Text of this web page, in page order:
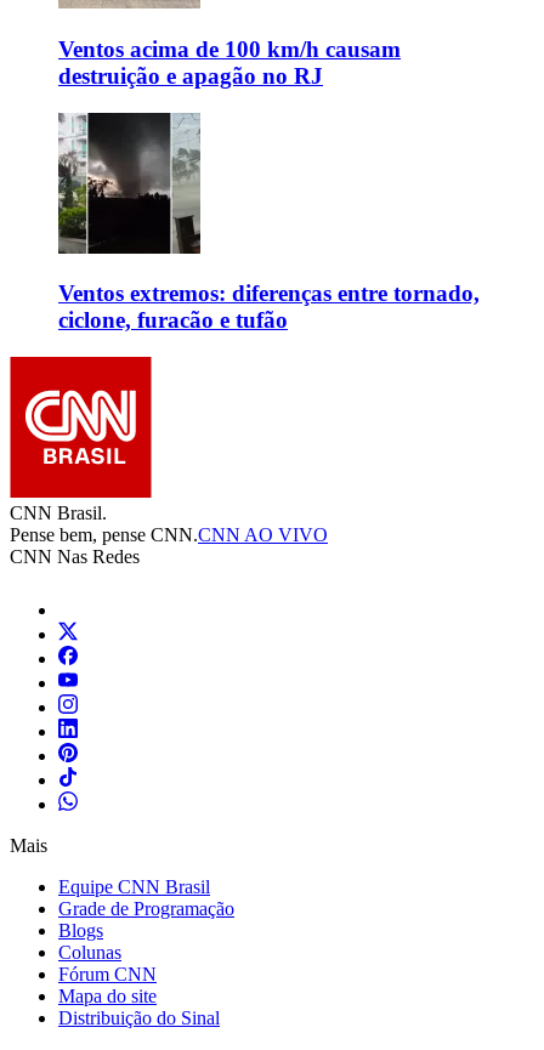
Ventos acima de 100 km/h causam
destruição e apagão no RJ
Ventos extremos: diferenças entre tornado,
ciclone, furacão e tufão
CNN Brasil.
Pense bem, pense CNN.CNN AO VIVO
CNN Nas Redes
Mais
Equipe CNN Brasil
Grade de Programação
Blogs
Colunas
Fórum CNN
Mapa do site
Distribuição do Sinal